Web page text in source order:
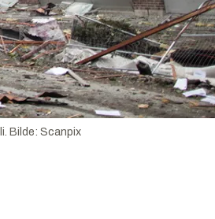
Bilde: Scanpix